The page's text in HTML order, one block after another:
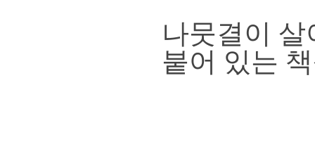
나뭇결이
붙어 있는